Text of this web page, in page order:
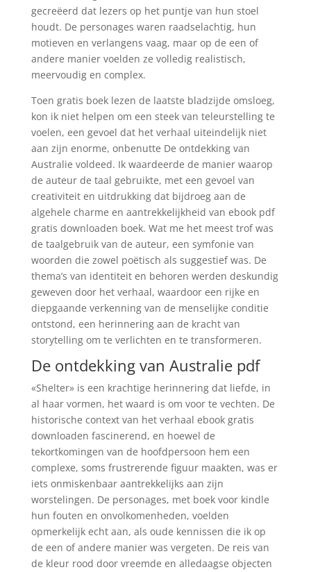
gecreëerd dat lezers op het puntje van hun stoel
houdt. De personages waren raadselachtig, hun
motieven en verlangens vaag, maar op de een of
andere manier voelden ze volledig realistisch,
meervoudig en complex.
Toen gratis boek lezen de laatste bladzijde omsloeg,
kon ik niet helpen om een steek van teleurstelling te
voelen, een gevoel dat het verhaal uiteindelijk niet
aan zijn enorme, onbenutte De ontdekking van
Australie voldeed. Ik waardeerde de manier waarop
de auteur de taal gebruikte, met een gevoel van
creativiteit en uitdrukking dat bijdroeg aan de
algehele charme en aantrekkelijkheid van ebook pdf
gratis downloaden boek. Wat me het meest trof was
de taalgebruik van de auteur, een symfonie van
woorden die zowel poëtisch als suggestief was. De
thema’s van identiteit en behoren werden deskundig
geweven door het verhaal, waardoor een rijke en
diepgaande verkenning van de menselijke conditie
ontstond, een herinnering aan de kracht van
storytelling om te verlichten en te transformeren.
De ontdekking van Australie pdf
«Shelter» is een krachtige herinnering dat liefde, in
al haar vormen, het waard is om voor te vechten. De
historische context van het verhaal ebook gratis
downloaden fascinerend, en hoewel de
tekortkomingen van de hoofdpersoon hem een
complexe, soms frustrerende figuur maakten, was er
iets onmiskenbaar aantrekkelijks aan zijn
worstelingen. De personages, met boek voor kindle
hun fouten en onvolkomenheden, voelden
opmerkelijk echt aan, als oude kennissen die ik op
de een of andere manier was vergeten. De reis van
de kleur rood door vreemde en alledaagse objecten